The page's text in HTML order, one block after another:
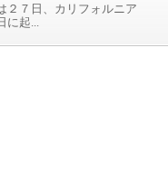
２７日、カリフォルニア
起...